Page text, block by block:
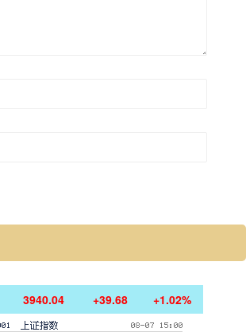
3940.04 +39.68 +1.02%